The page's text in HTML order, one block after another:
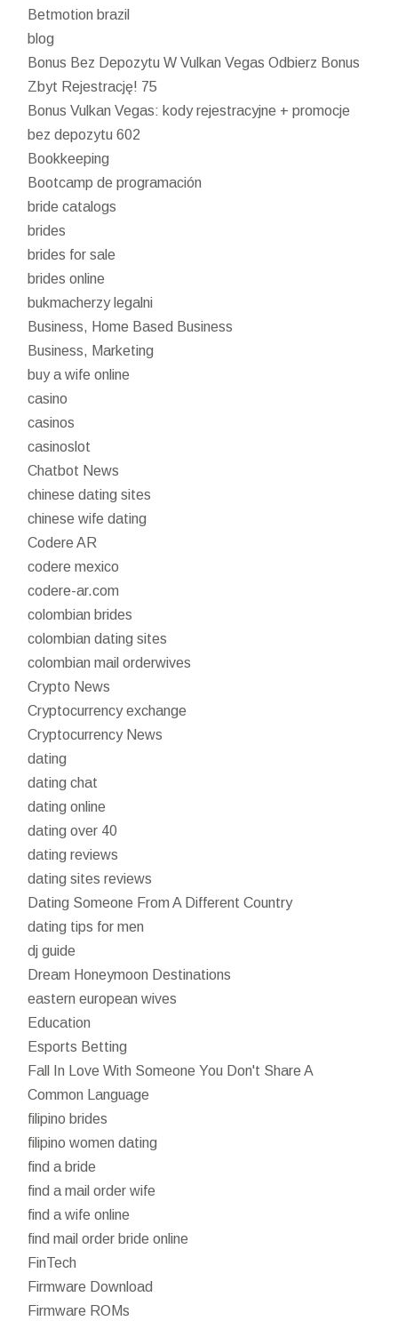
Betmotion brazil
blog
Bonus Bez Depozytu W Vulkan Vegas Odbierz Bonus
Zbyt Rejestrację! 75
Bonus Vulkan Vegas: kody rejestracyjne + promocje
bez depozytu 602
Bookkeeping
Bootcamp de programación
bride catalogs
brides
brides for sale
brides online
bukmacherzy legalni
Business, Home Based Business
Business, Marketing
buy a wife online
casino
casinos
casinoslot
Chatbot News
chinese dating sites
chinese wife dating
Codere AR
codere mexico
codere-ar.com
colombian brides
colombian dating sites
colombian mail orderwives
Crypto News
Cryptocurrency exchange
Cryptocurrency News
dating
dating chat
dating online
dating over 40
dating reviews
dating sites reviews
Dating Someone From A Different Country
dating tips for men
dj guide
Dream Honeymoon Destinations
eastern european wives
Education
Esports Betting
Fall In Love With Someone You Don't Share A
Common Language
filipino brides
filipino women dating
find a bride
find a mail order wife
find a wife online
find mail order bride online
FinTech
Firmware Download
Firmware ROMs